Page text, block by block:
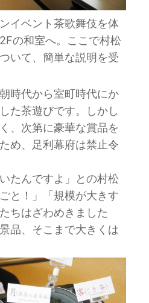
イベント茶歌舞伎を体
の和室へ。ここで村松
いて、簡単な説明を受
時代から室町時代にか
た茶遊びです。しかし
、次第に豪華な賞品を
め、足利幕府は禁止令
たんですよ」との村松
と！」「規模が大きす
ちはざわめきました
品、そこまで大きくは